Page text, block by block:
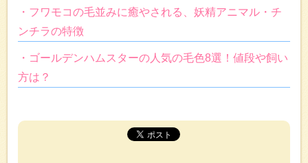
・フワモコの毛並みに癒やされる、妖精アニマル・チ
ンチラの特徴
・ゴールデンハムスターの人気の毛色8選！値段や飼い
方は？